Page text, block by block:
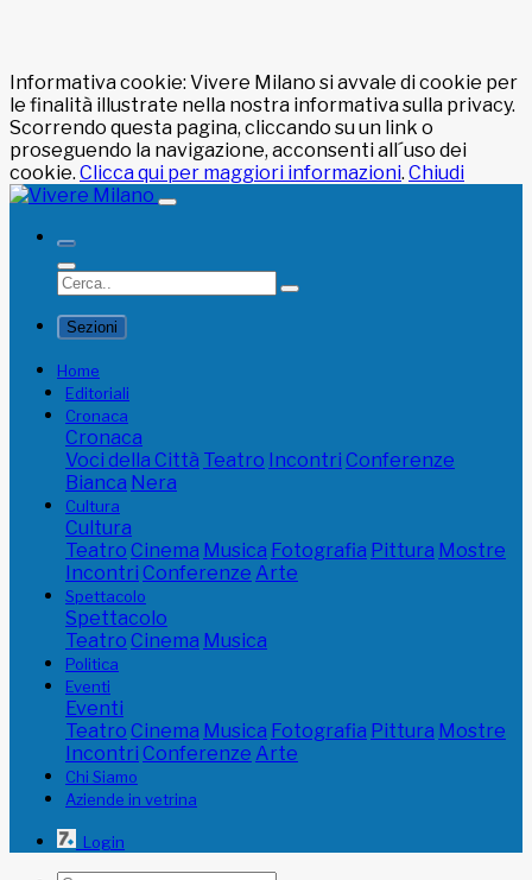
Informativa cookie: Vivere Milano si avvale di cookie per
le finalità illustrate nella nostra informativa sulla privacy.
Scorrendo questa pagina, cliccando su un link o
proseguendo la navigazione, acconsenti all´uso dei
cookie. Clicca qui per maggiori informazioni. Chiudi
Sezioni
Home
Editoriali
Cronaca
Cronaca
Voci della Città Teatro Incontri Conferenze
Bianca Nera
Cultura
Cultura
Teatro Cinema Musica Fotografia Pittura Mostre
Incontri Conferenze Arte
Spettacolo
Spettacolo
Teatro Cinema Musica
Politica
Eventi
Eventi
Teatro Cinema Musica Fotografia Pittura Mostre
Incontri Conferenze Arte
Chi Siamo
Aziende in vetrina
Login